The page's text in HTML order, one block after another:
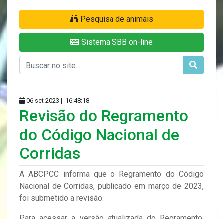
Pesquisa de animais
Sistema SBB on-line
06 set 2023 | 16:48:18
Revisão do Regramento
do Código Nacional de
Corridas
A ABCPCC informa que o Regramento do Código
Nacional de Corridas, publicado em março de 2023,
foi submetido a revisão.